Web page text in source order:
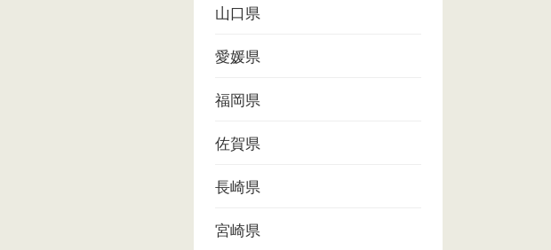
山口県
愛媛県
福岡県
佐賀県
長崎県
宮崎県